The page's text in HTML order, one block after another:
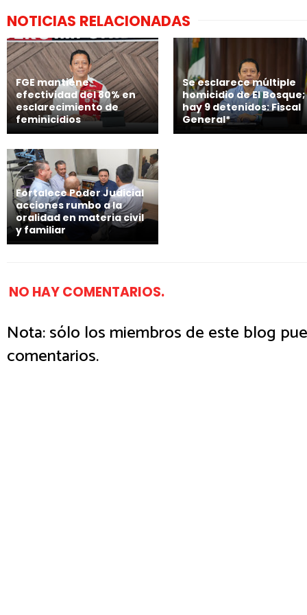
NOTICIAS RELACIONADAS
FGE mantiene
efectividad del 80% en
esclarecimiento de
feminicidios
Se esclarece múltiple
homicidio de El Bosque;
hay 9 detenidos: Fiscal
General*
Fortalece Poder Judicial
acciones rumbo a la
oralidad en materia civil
y familiar
NO HAY COMENTARIOS.
Nota: sólo los miembros de este blog
comentarios.